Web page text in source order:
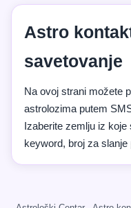
Astro
savetovanje
Na ovoj strani možete
astrolozima putem
Izaberite zemlju iz
keyword, broj za